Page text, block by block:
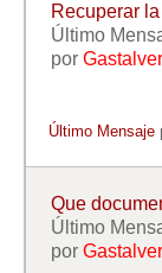
Legislación de
Diccionario
Mis boletines
Recuperar
Último
por Gastalver
Último Mensaje
Que
Último
por Gastalver